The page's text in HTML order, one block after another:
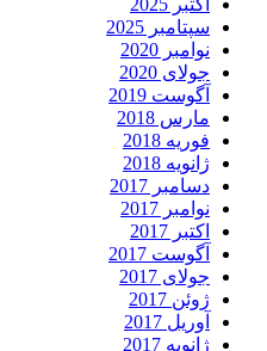
اکتبر 2025
سپتامبر 2025
نوامبر 2020
جولای 2020
آگوست 2019
مارس 2018
فوریه 2018
ژانویه 2018
دسامبر 2017
نوامبر 2017
اکتبر 2017
آگوست 2017
جولای 2017
ژوئن 2017
آوریل 2017
ژانویه 2017